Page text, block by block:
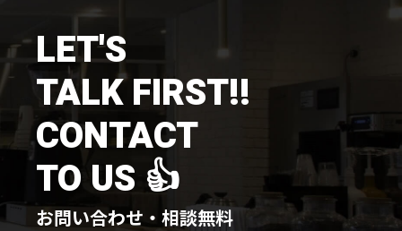
知る
はじめての方
店舗内装工事.comの強み
施工までの流れ
コラムを読む
お客様のこえ
LET'S
TALK FIRST!!
CONTACT
TO US 👍
お問い合わせ・相談無料